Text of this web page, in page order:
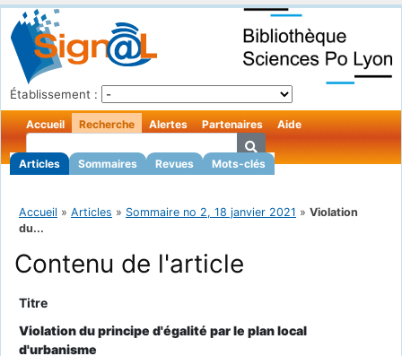
Établissement :
Accueil Recherche
Articles Sommaires Revues Mots-clés
Alertes Partenaires Aide
Accueil » Articles » Sommaire no 2, 18 janvier 2021 » Violation
du...
Contenu de l'article
Titre
Violation du principe d'égalité par le plan local
d'urbanisme